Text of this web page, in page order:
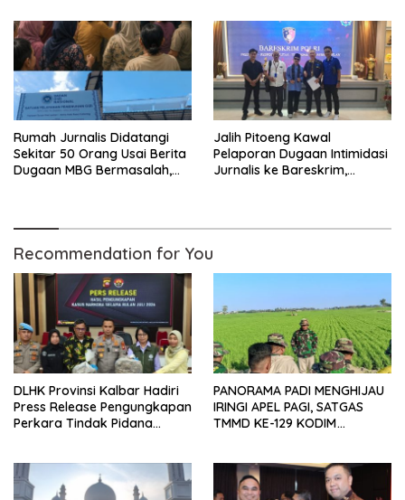
Rumah Jurnalis Didatangi
Sekitar 50 Orang Usai Berita
Dugaan MBG Bermasalah,
Jalih Pitoeng Kawal
Pelaporan Dugaan Intimidasi
Jurnalis ke Bareskrim,
Recommendation for You
DLHK Provinsi Kalbar Hadiri
Press Release Pengungkapan
Perkara Tindak Pidana
PANORAMA PADI MENGHIJAU
IRINGI APEL PAGI, SATGAS
TMMD KE-129 KODIM